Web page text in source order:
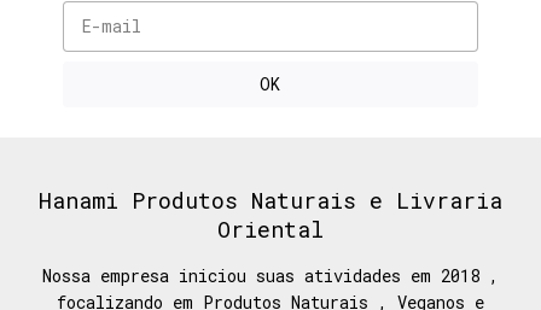
Hanami Produtos Naturais e Livraria
Oriental
Nossa empresa iniciou suas atividades em 2018 ,
focalizando em Produtos Naturais , Veganos e